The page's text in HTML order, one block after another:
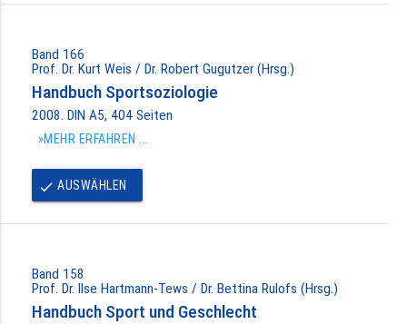
Band 166
Prof. Dr. Kurt Weis / Dr. Robert Gugutzer (Hrsg.)
Handbuch Sportsoziologie
2008. DIN A5, 404 Seiten
»MEHR ERFAHREN ...
done AUSWÄHLEN
Band 158
Prof. Dr. Ilse Hartmann-Tews / Dr. Bettina Rulofs (Hrsg.)
Handbuch Sport und Geschlecht